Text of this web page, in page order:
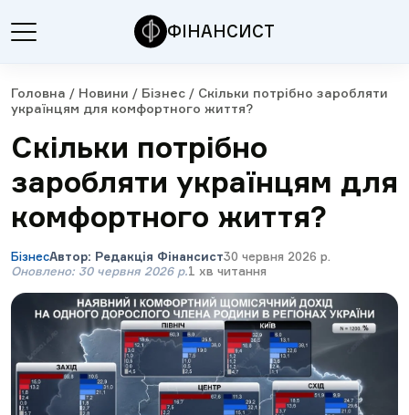
ФІНАНСИСТ
Головна / Новини / Бізнес / Скільки потрібно заробляти
українцям для комфортного життя?
Скільки потрібно
заробляти українцям для
комфортного життя?
БізнесАвтор: Редакція Фінансист30 червня 2026 р.
Оновлено: 30 червня 2026 р.1 хв читання